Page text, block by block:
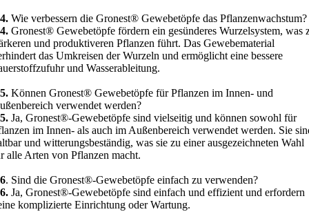
Wie verbessern die Gronest® Gewebetöpfe das Pflanzenwachstum?
Gronest® Gewebetöpfe fördern ein gesünderes Wurzelsystem, was
und produktiveren Pflanzen führt. Das Gewebematerial
das Umkreisen der Wurzeln und ermöglicht eine bessere
und Wasserableitung.
Können Gronest® Gewebetöpfe für Pflanzen im Innen- und
verwendet werden?
Ja, Gronest®-Gewebetöpfe sind vielseitig und können sowohl für
im Innen- als auch im Außenbereich verwendet werden. Sie
und witterungsbeständig, was sie zu einer ausgezeichneten Wahl
alle Arten von Pflanzen macht.
. Sind die Gronest®-Gewebetöpfe einfach zu verwenden?
Ja, Gronest®-Gewebetöpfe sind einfach und effizient und erfordern
komplizierte Einrichtung oder Wartung.